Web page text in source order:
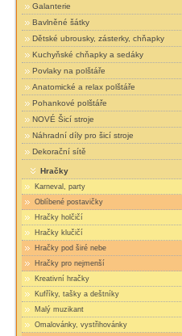
Galanterie
Bavlněné šátky
Dětské ubrousky, zásterky, chňapky
Kuchyňské chňapky a sedáky
Povlaky na polštáře
Anatomické a relax polštáře
Pohankové polštáře
NOVÉ Šicí stroje
Náhradní díly pro šicí stroje
Dekorační sítě
Hračky
Karneval, party
Oblíbené postavičky
Hračky holčičí
Hračky klučičí
Hračky pod širé nebe
Hračky pro nejmenší
Kreativní hračky
Kufříky, tašky a deštníky
Malý muzikant
Omalovánky, vystřihovánky